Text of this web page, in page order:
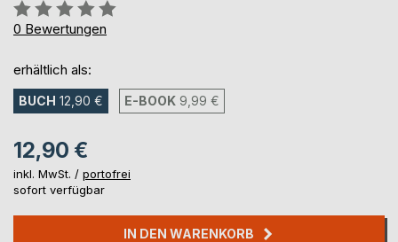
Bewertung::
0%
0 Bewertungen
erhältlich als:
BUCH 12,90 € E-BOOK 9,99 €
12,90 €
inkl. MwSt. / portofrei
sofort verfügbar
IN DEN WARENKORB